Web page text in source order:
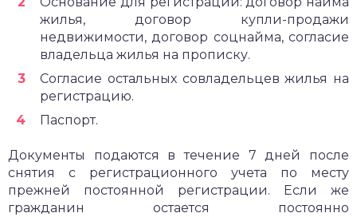
жилья, договор купли-продажи
недвижимости, договор соцнайма, согласие
владельца жилья на прописку.
Согласие остальных совладельцев жилья на
регистрацию.
Паспорт.
Документы подаются в течение 7 дней после
снятия с регистрационного учета по месту
прежней постоянной регистрации. Если же
гражданин остается постоянно